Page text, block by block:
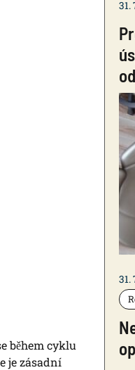
během cyklu
je zásadní
31.
31.